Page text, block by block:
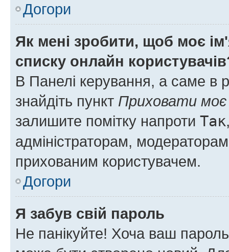
Догори
Як мені зробити, щоб моє
списку онлайн
В Панелі керування, а саме в
знайдіть пункт Приховати моє
залишите помітку напроти Так
адміністраторам,
прихованим користувачем.
Догори
Я забув свій пароль
Не панікуйте! Хоча ваш